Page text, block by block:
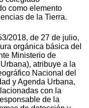
como elemento
de la Tierra.
2018, de 27 de julio,
orgánica básica del
Ministerio de
atribuye a la
Nacional del
y Agenda Urbana,
con la
de la